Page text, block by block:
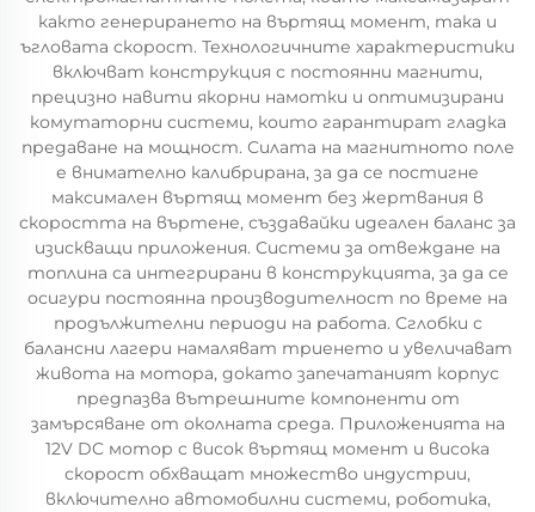
както генерирането на въртящ момент, така и
ъгловата скорост. Технологичните характеристики
включват конструкция с постоянни магнити,
прецизно навити якорни намотки и оптимизирани
комутаторни системи, които гарантират гладка
предаване на мощност. Силата на магнитното поле
е внимателно калибрирана, за да се постигне
максимален въртящ момент без жертвания в
скоростта на въртене, създавайки идеален баланс за
изискващи приложения. Системи за отвеждане на
топлина са интегрирани в конструкцията, за да се
осигури постоянна производителност по време на
продължителни периоди на работа. Сглобки с
балансни лагери намаляват триенето и увеличават
живота на мотора, докато запечатаният корпус
предпазва вътрешните компоненти от
замърсяване от околната среда. Приложенията на
12V DC мотор с висок въртящ момент и висока
скорост обхващат множество индустрии,
включително автомобилни системи, роботика,